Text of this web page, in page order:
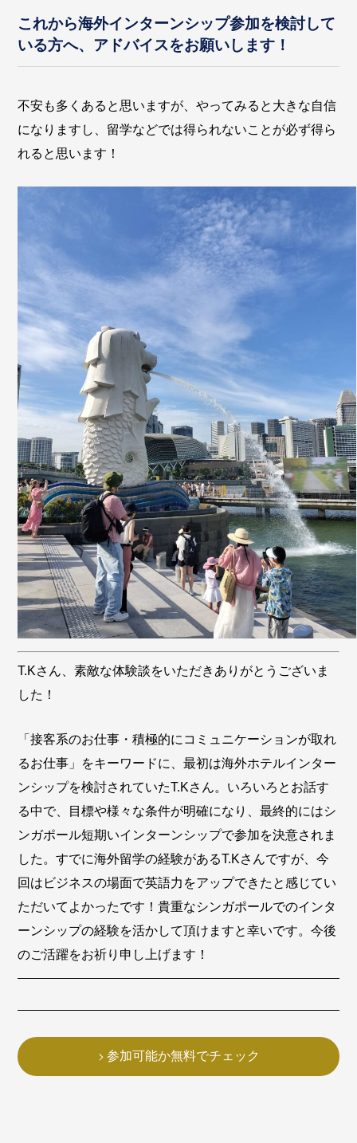
これから海外インターンシップ参加を検討して
いる方へ、アドバイスをお願いします！
不安も多くあると思いますが、やってみると大きな自信
になりますし、留学などでは得られないことが必ず得ら
れると思います！
T.Kさん、素敵な体験談をいただきありがとうございま
した！
「接客系のお仕事・積極的にコミュニケーションが取れ
るお仕事」をキーワードに、最初は海外ホテルインター
ンシップを検討されていたT.Kさん。いろいろとお話す
る中で、目標や様々な条件が明確になり、最終的にはシ
ンガポール短期いインターンシップで参加を決意されま
した。すでに海外留学の経験があるT.Kさんですが、今
回はビジネスの場面で英語力をアップできたと感じてい
ただいてよかったです！貴重なシンガポールでのインタ
ーンシップの経験を活かして頂けますと幸いです。今後
のご活躍をお祈り申し上げます！
参加可能か無料でチェック